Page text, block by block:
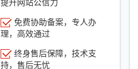
免费协助备案，专人办
理，高效通过
终身售后保障，技术支
持，售后无忧